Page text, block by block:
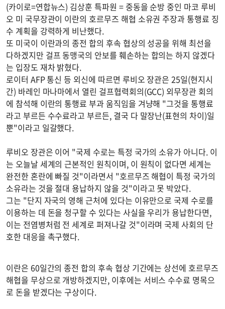
(카이로=연합뉴스) 김상훈 특파원 = 중동을 순방 중인 마코 루비
오 미 국무장관이 이란의 호르무즈 해협 소유권 주장과 통행료 징
수 계획을 강력하게 비난했다.
또 미국이 이란과의 종전 합의 후속 협상의 성공을 위해 최선을
다하겠지만 걸프 동맹국의 안보를 훼손하는 합의는 하지 않겠다
는 입장도 재차 밝혔다.
로이터 AFP 통신 등 외신에 따르면 루비오 장관은 25일(현지시
간) 바레인 마나마에서 열린 걸프협력회의(GCC) 외무장관 회의
에 참석해 이란의 통행료 부과 움직임을 겨냥해 "그것을 통행료
라고 부르든 수수료라고 부르든, 결국 다 말장난(표현의 차이)일
뿐"이라고 일갈했다.
루비오 장관은 이어 "국제 수로는 특정 국가의 소유가 아니다. 이
는 오늘날 세계의 근본적인 원칙이며, 이 원칙이 없다면 세계는
완전한 혼란에 빠질 것"이라면서 "호르무즈 해협이 특정 국가의
소유라는 것을 절대 용납하지 않을 것"이라고 못 박았다.
그는 "단지 자국의 영해 근처에 있다는 이유만으로 국제 수로를
이용하는 데 돈을 청구할 수 있다는 사실을 우리가 용납한다면,
이는 전염병처럼 전 세계로 퍼져나갈 것"이라며 국제 사회의 단
호한 대응을 촉구했다.
이란은 60일간의 종전 합의 후속 협상 기간에는 상선에 호르무즈
해협을 무상으로 개방하겠지만, 이후에는 서비스 수수료 명목으
로 돈을 받겠다는 구상이다.